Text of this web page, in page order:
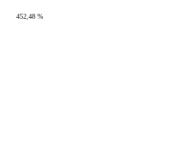
452,48 %